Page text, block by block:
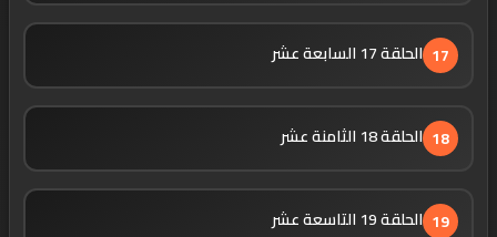
17 الحلقة 17 السابعة عشر
18 الحلقة 18 الثامنة عشر
19 الحلقة 19 التاسعة عشر